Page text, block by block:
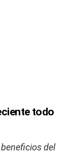
todo
beneficios del